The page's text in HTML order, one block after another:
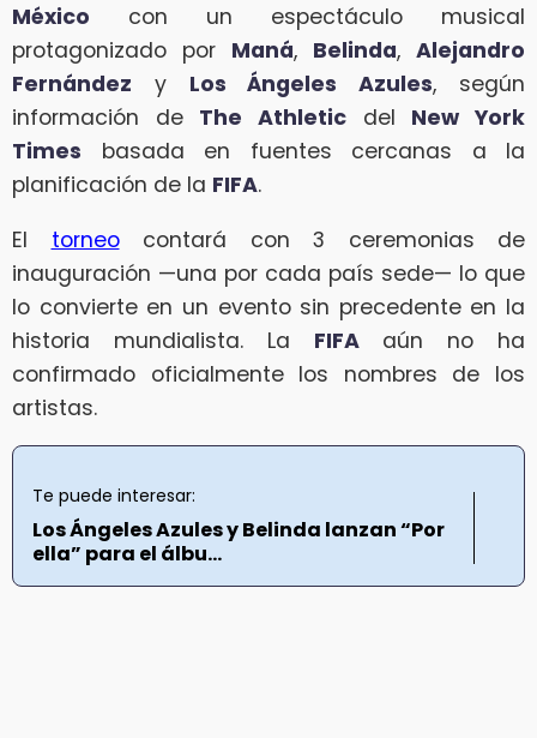
México con un espectáculo musical
protagonizado por Maná, Belinda, Alejandro
Fernández y Los Ángeles Azules, según
información de The Athletic del New York
Times basada en fuentes cercanas a la
planificación de la FIFA.
El torneocontará con 3 ceremonias de
inauguración —una por cada país sede— lo que
lo convierte en un evento sin precedente en la
historia mundialista. La FIFAaún no ha
confirmado oficialmente los nombres de los
artistas.
Te puede interesar:
Los Ángeles Azules y Belinda lanzan “Por
ella” para el álbu...